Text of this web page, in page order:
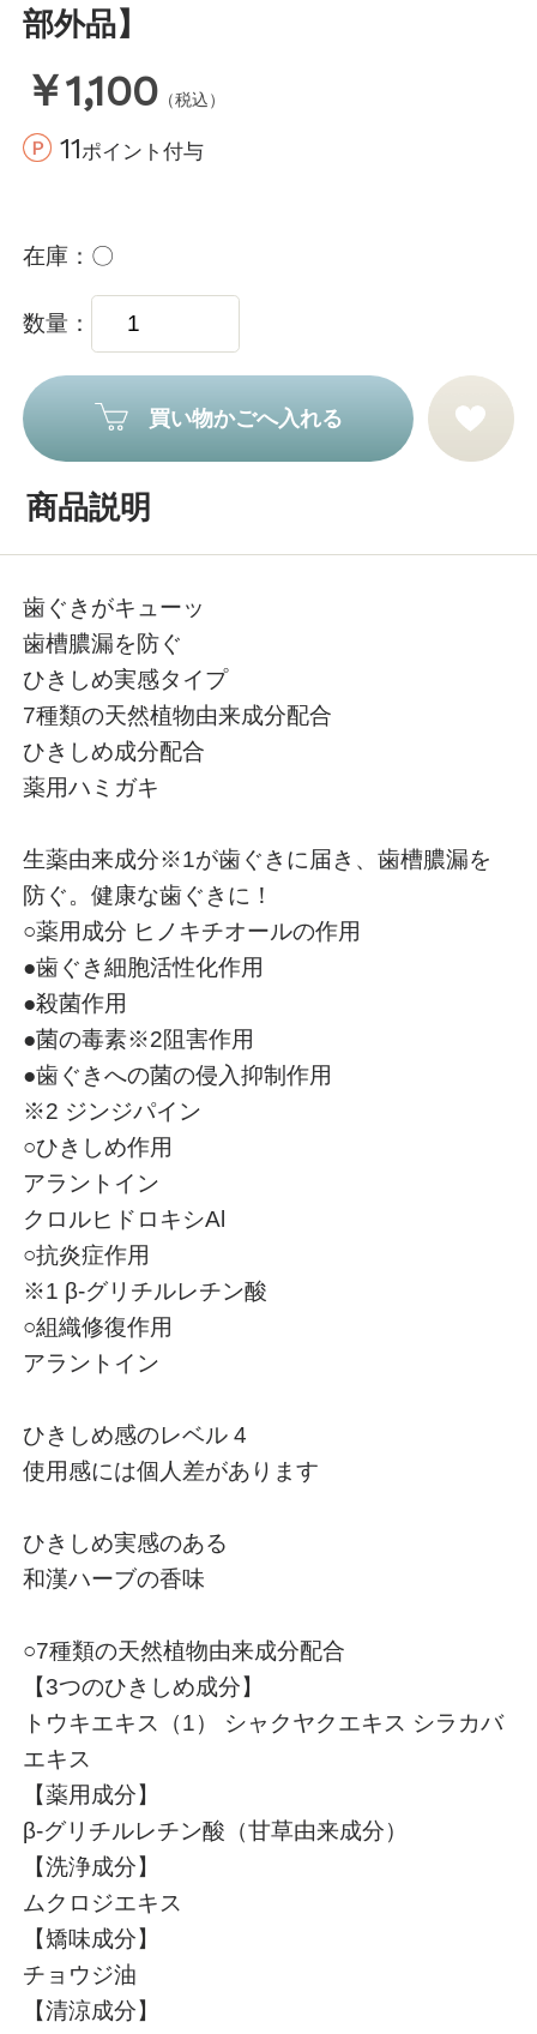
部外品】
￥1,100 （税込）
11ポイント付与
在庫 〇
数量
買い物かごへ入れる
商品説明
歯ぐきがキューッ
歯槽膿漏を防ぐ
ひきしめ実感タイプ
7種類の天然植物由来成分配合
ひきしめ成分配合
薬用ハミガキ
生薬由来成分※1が歯ぐきに届き、歯槽膿漏を
防ぐ。健康な歯ぐきに！
○薬用成分 ヒノキチオールの作用
●歯ぐき細胞活性化作用
●殺菌作用
●菌の毒素※2阻害作用
●歯ぐきへの菌の侵入抑制作用
※2 ジンジパイン
○ひきしめ作用
アラントイン
クロルヒドロキシAl
○抗炎症作用
※1 β-グリチルレチン酸
○組織修復作用
アラントイン
ひきしめ感のレベル 4
使用感には個人差があります
ひきしめ実感のある
和漢ハーブの香味
○7種類の天然植物由来成分配合
【3つのひきしめ成分】
トウキエキス（1） シャクヤクエキス シラカバ
エキス
【薬用成分】
β-グリチルレチン酸（甘草由来成分）
【洗浄成分】
ムクロジエキス
【矯味成分】
チョウジ油
【清涼成分】